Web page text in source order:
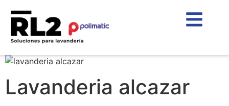
Lavanderia alcazar